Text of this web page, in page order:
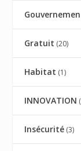
Gratuit (20)
Habitat (1)
INNOVATION
Insécurité (3)